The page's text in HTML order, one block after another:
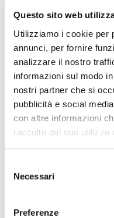
Questo sito web
Utilizziamo i cookie per
annunci, per fornire
analizzare il nostro
informazioni sul modo
nostri partner che si
pubblicità e social
con altre informazioni
raccolto dal suo utilizzo
delNecessari
Preferenze